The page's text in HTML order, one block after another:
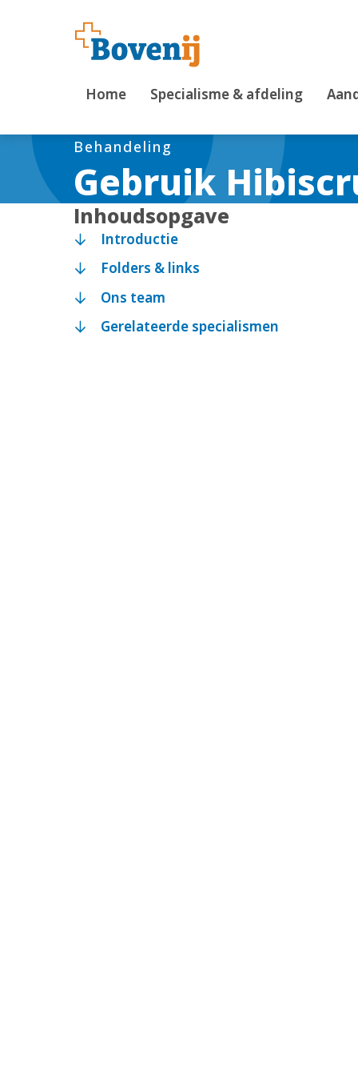
Home Specialisme & afdeling
Gebruik
Behandeling
Inhoudsopgave
Introductie
Folders & links
Ons team
Gerelateerde specialismen